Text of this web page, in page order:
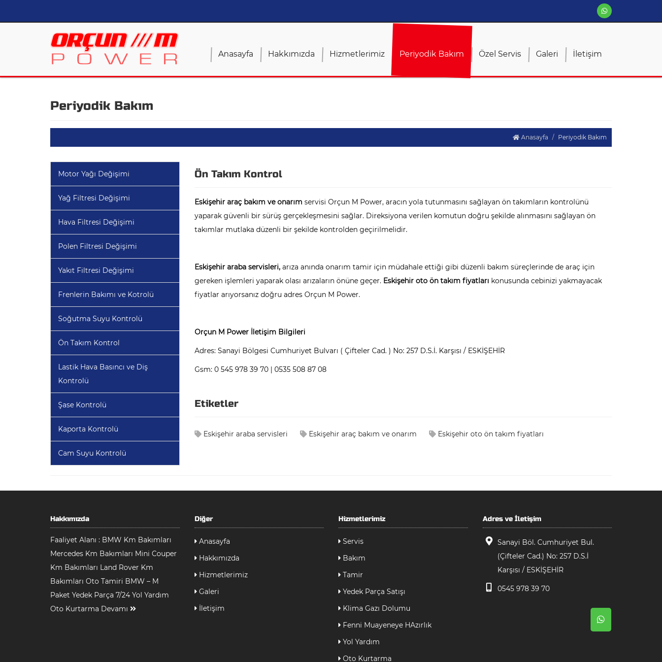
Anasayfa Hakkımızda Hizmetlerimiz Periyodik Bakım Özel Servis Galeri İletişim
Periyodik Bakım
Anasayfa Periyodik Bakım
Motor Yağı Değişimi
Yağ Filtresi Değişimi
Hava Filtresi Değişimi
Polen Filtresi Değişimi
Yakıt Filtresi Değişimi
Frenlerin Bakımı ve Kotrolü
Soğutma Suyu Kontrolü
Ön Takım Kontrol
Lastik Hava Basıncı ve Diş
Kontrolü
Şase Kontrolü
Kaporta Kontrolü
Cam Suyu Kontrolü
Ön Takım Kontrol
Eskişehir araç bakım ve onarım servisi Orçun M Power, aracın yola tutunmasını sağlayan ön takımların kontrolünü
yaparak güvenli bir sürüş gerçekleşmesini sağlar. Direksiyona verilen komutun doğru şekilde alınmasını sağlayan ön
takımlar mutlaka düzenli bir şekilde kontrolden geçirilmelidir.
Eskişehir araba servisleri, arıza anında onarım tamir için müdahale ettiği gibi düzenli bakım süreçlerinde de araç için
gereken işlemleri yaparak olası arızaların önüne geçer. Eskişehir oto ön takım fiyatları konusunda cebinizi yakmayacak
fiyatlar arıyorsanız doğru adres Orçun M Power.
Orçun M Power İletişim Bilgileri
Adres: Sanayi Bölgesi Cumhuriyet Bulvarı ( Çifteler Cad. ) No: 257 D.S.İ. Karşısı / ESKİŞEHİR
Gsm: 0 545 978 39 70 | 0535 508 87 08
Etiketler
Eskişehir araba servisleri Eskişehir araç bakım ve onarım Eskişehir oto ön takım fiyatları
Hakkımızda
Faaliyet Alanı : BMW Km Bakımları
Mercedes Km Bakımları Mini Couper
Km Bakımları Land Rover Km
Bakımları Oto Tamiri BMW – M
Paket Yedek Parça 7/24 Yol Yardım
Oto Kurtarma Devamı
Diğer
Anasayfa
Hakkımızda
Hizmetlerimiz
Galeri
İletişim
Hizmetlerimiz
Servis
Bakım
Tamir
Yedek Parça Satışı
Klima Gazı Dolumu
Fenni Muayeneye HAzırlık
Yol Yardım
Oto Kurtarma
Adres ve İletişim
Sanayi Böl. Cumhuriyet Bul.
(Çifteler Cad.) No: 257 D.S.İ
Karşısı / ESKİŞEHİR
0545 978 39 70